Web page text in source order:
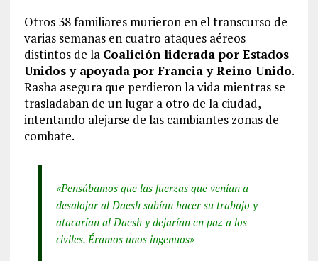
Otros 38 familiares murieron en el transcurso de
varias semanas en cuatro ataques aéreos
distintos de la Coalición liderada por Estados
Unidos y apoyada por Francia y Reino Unido.
Rasha asegura que perdieron la vida mientras se
trasladaban de un lugar a otro de la ciudad,
intentando alejarse de las cambiantes zonas de
combate.
«Pensábamos que las fuerzas que venían a
desalojar al Daesh sabían hacer su trabajo y
atacarían al Daesh y dejarían en paz a los
civiles. Éramos unos ingenuos»